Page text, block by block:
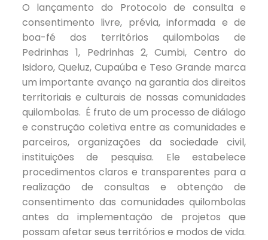
O lançamento do Protocolo de consulta e
consentimento livre, prévia, informada e de
boa-fé dos territórios quilombolas de
Pedrinhas 1, Pedrinhas 2, Cumbi, Centro do
Isidoro, Queluz, Cupaúba e Teso Grande marca
um importante avanço na garantia dos direitos
territoriais e culturais de nossas comunidades
quilombolas. É fruto de um processo de diálogo
e construção coletiva entre as comunidades e
parceiros, organizações da sociedade civil,
instituições de pesquisa. Ele estabelece
procedimentos claros e transparentes para a
realização de consultas e obtenção de
consentimento das comunidades quilombolas
antes da implementação de projetos que
possam afetar seus territórios e modos de vida.